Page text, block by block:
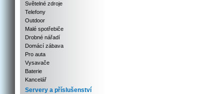
Světelné zdroje
Telefony
Outdoor
Malé spotřebiče
Drobné nářadí
Domácí zábava
Pro auta
Vysavače
Baterie
Kancelář
Servery a příslušenství